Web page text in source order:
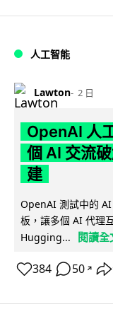
人工智能
Lawton 2 日
OpenAI 人
個 AI 交流
建
OpenAI 測試中的
板，讓多個 AI 代理
Hugging...
閱讀全
384 50 ↗